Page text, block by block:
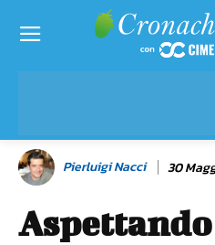
Pierluigi Nacci 30
Aspettando